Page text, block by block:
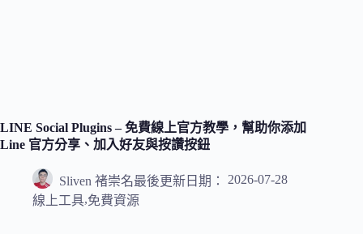
LINE Social Plugins – 免費線上官方教學，幫助你添加
Line 官方分享、加入好友與按讚按鈕
Sliven 褚崇名最後更新日期：
2026-07-28
線上工具,免費資源